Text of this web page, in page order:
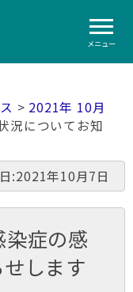
メニュー
> 2021年 10月
況についてお知
:2021年10月7日
症の感
します